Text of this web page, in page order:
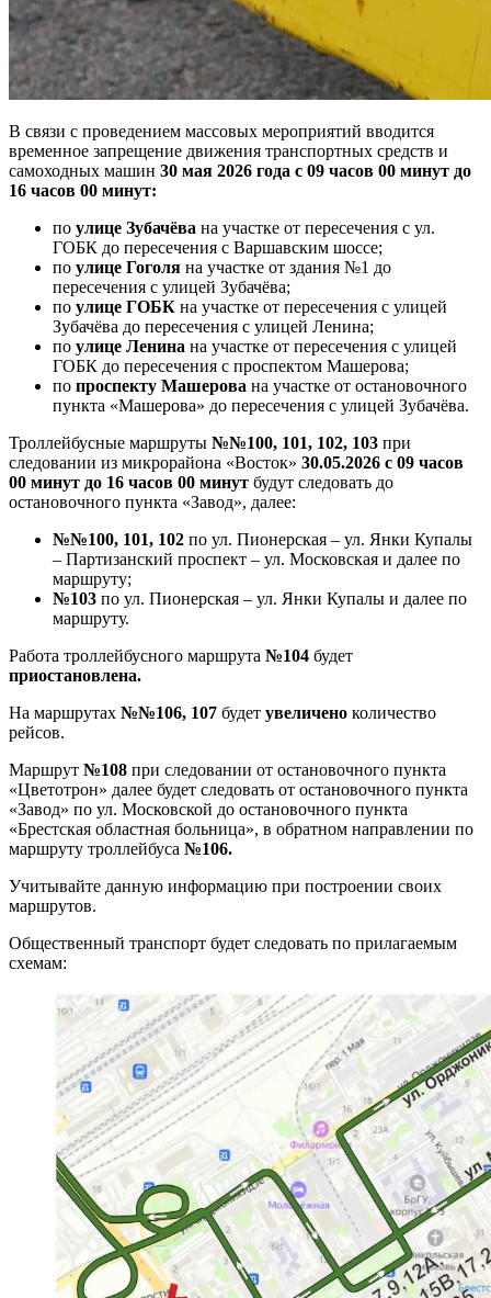
В связи с проведением массовых мероприятий вводится
временное запрещение движения транспортных средств и
самоходных машин 30 мая 2026 года с 09 часов 00 минут до
16 часов 00 минут:
по улице Зубачёва на участке от пересечения с ул.
ГОБК до пересечения с Варшавским шоссе;
по улице Гоголя на участке от здания №1 до
пересечения с улицей Зубачёва;
по улице ГОБК на участке от пересечения с улицей
Зубачёва до пересечения с улицей Ленина;
по улице Ленина на участке от пересечения с улицей
ГОБК до пересечения с проспектом Машерова;
по проспекту Машерова на участке от остановочного
пункта «Машерова» до пересечения с улицей Зубачёва.
Троллейбусные маршруты №№100, 101, 102, 103 при
следовании из микрорайона «Восток» 30.05.2026 с 09 часов
00 минут до 16 часов 00 минут будут следовать до
остановочного пункта «Завод», далее:
№№100, 101, 102 по ул. Пионерская – ул. Янки Купалы
– Партизанский проспект – ул. Московская и далее по
маршруту;
№103 по ул. Пионерская – ул. Янки Купалы и далее по
маршруту.
Работа троллейбусного маршрута №104 будет
приостановлена.
На маршрутах №№106, 107 будет увеличено количество
рейсов.
Маршрут №108 при следовании от остановочного пункта
«Цветотрон» далее будет следовать от остановочного пункта
«Завод» по ул. Московской до остановочного пункта
«Брестская областная больница», в обратном направлении по
маршруту троллейбуса №106.
Учитывайте данную информацию при построении своих
маршрутов.
Общественный транспорт будет следовать по прилагаемым
схемам: